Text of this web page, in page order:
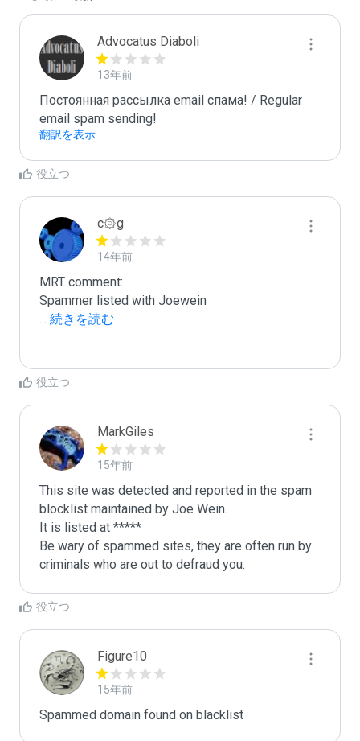
Advocatus Diaboli
13年前
Постоянная рассылка email спама! / Regular
email spam sending!
翻訳を表示
役立つ
c۞g
14年前
MRT comment:
... 続きを読む
役立つ
MarkGiles
15年前
This site was detected and reported in the spam
blocklist maintained by Joe Wein.
It is listed at *****
Be wary of spammed sites, they are often run by
criminals who are out to defraud you.
役立つ
Figure10
15年前
Spammed domain found on blacklist